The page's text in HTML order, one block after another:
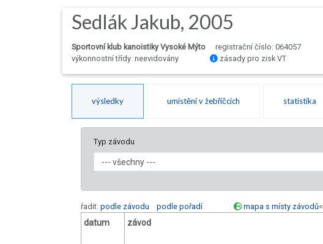
Sedlák Jakub, 2005
Sportovní klub kanoistiky Vysoké Mýto
registrační číslo: 064057
výkonnostní třídy neevidovány
zásady pro zisk VT
výsledky umístění v žebříčcích statistika
Typ závodu
řadit: podle závodu podle pořadí mapa s místy závodů<
datum závod